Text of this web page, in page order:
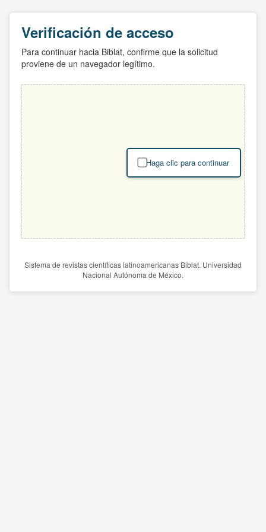
Verificación de acceso
Para continuar hacia Biblat, confirme que la solicitud
proviene de un navegador legítimo.
Haga clic para continuar
Sistema de revistas científicas latinoamericanas Biblat. Universidad
Nacional Autónoma de México.